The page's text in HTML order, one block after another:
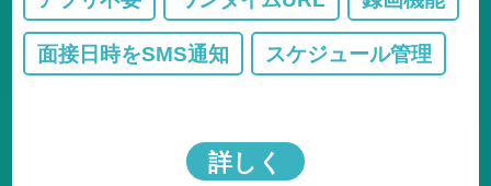
面接日時をSMS通知 スケジュール管理
詳しく